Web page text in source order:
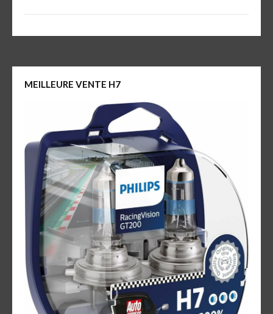
MEILLEURE VENTE H7